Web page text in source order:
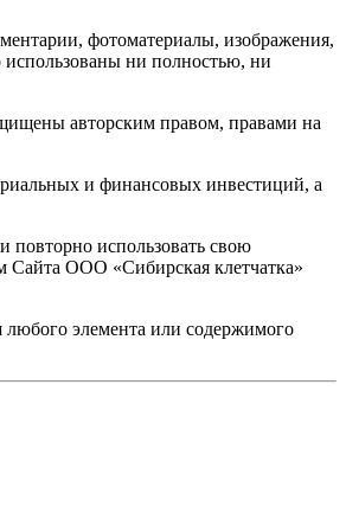
фотоматериалы, изображения,
ни полностью, ни
авторским правом, правами на
и финансовых инвестиций, а
повторно использовать свою
Сайта ООО «Сибирская клетчатка»
любого элемента или содержимого